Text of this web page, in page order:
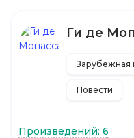
Ги де
Зарубежная
Повести
Произведений: 6